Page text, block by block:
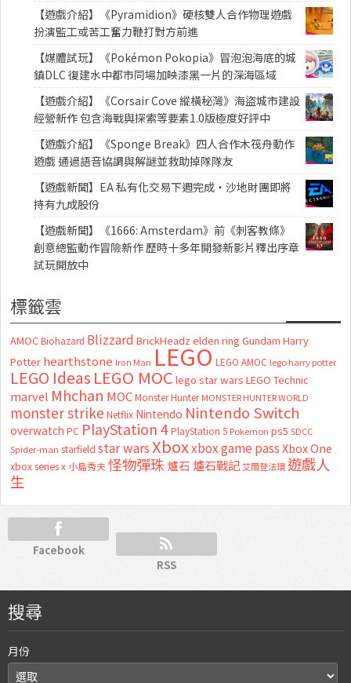
【遊戲介紹】《Pyramidion》硬核雙人合作物理遊戲
扮演監工或苦工奮力鞭打對方前進
【媒體試玩】《Pokémon Pokopia》冒泡泡海底的城
鎮DLC 復建水中都市同場加映漆黑一片的深海區域
【遊戲介紹】《Corsair Cove 縱橫秘灣》海盜城市建設
經營新作 包含海戰與探索等要素1.0版極度好評中
【遊戲介紹】《Sponge Break》四人合作木筏舟動作
遊戲 通過語音協調與解謎並救助掉隊隊友
【遊戲新聞】EA 私有化交易下週完成・沙地財團即將
持有九成股份
【遊戲新聞】《1666: Amsterdam》前《刺客教條》
創意總監動作冒險新作 歷時十多年開發新影片釋出序章
試玩開放中
標籤雲
AMOC Biohazard Blizzard BrickHeadz elden ring Gundam Harry
Potter hearthstone Iron Man LEGO LEGO AMOC lego harry potter
LEGO Ideas LEGO MOC lego star wars LEGO Technic
marvel Mhchan MOC Monster Hunter MONSTER HUNTER WORLD
monster strike Netflix Nintendo Nintendo Switch
overwatch PC PlayStation 4 PlayStation 5 Pokemon ps5 SDCC
Spider-man starfield star wars Xboxxbox game passXbox One
xbox series x 小島秀夫怪物彈珠 爐石 爐石戰記艾爾登法環 遊戲人
生
Facebook
RSS
搜尋
月份